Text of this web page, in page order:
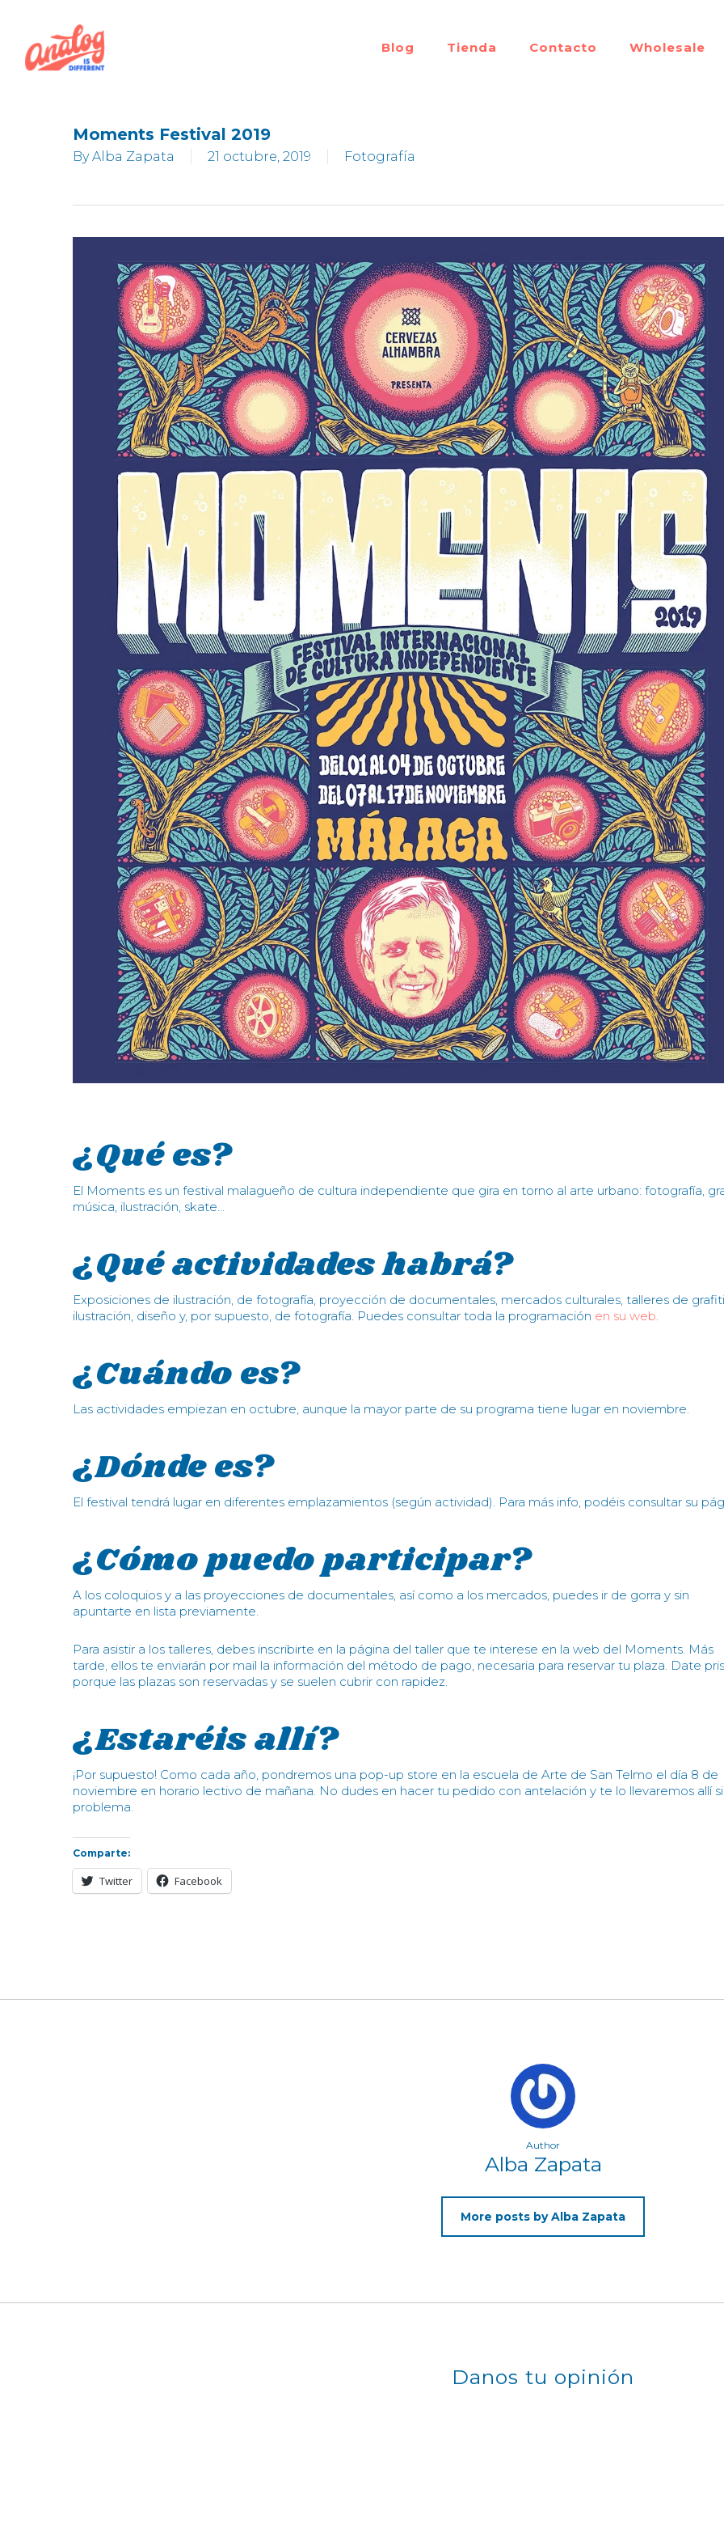
content
Blog Tienda Contacto Wholesale
Moments Festival 2019
By Alba Zapata 21 octubre, 2019 Fotografía
¿Qué es?
El Moments es un festival malagueño de cultura independiente que gira en torno al arte urbano: fotografía,
música, ilustración, skate…
¿Qué actividades habrá?
Exposiciones de ilustración, de fotografía, proyección de documentales, mercados culturales, talleres de
ilustración, diseño y, por supuesto, de fotografía. Puedes consultar toda la programación en su web.
¿Cuándo es?
Las actividades empiezan en octubre, aunque la mayor parte de su programa tiene lugar en noviembre.
¿Dónde es?
El festival tendrá lugar en diferentes emplazamientos (según actividad). Para más info, podéis consultar su
¿Cómo puedo participar?
A los coloquios y a las proyecciones de documentales, así como a los mercados, puedes ir de gorra y sin
apuntarte en lista previamente.
Para asistir a los talleres, debes inscribirte en la página del taller que te interese en la web del Moments. Más
tarde, ellos te enviarán por mail la información del método de pago, necesaria para reservar tu plaza. Date
porque las plazas son reservadas y se suelen cubrir con rapidez.
¿Estaréis allí?
¡Por supuesto! Como cada año, pondremos una pop-up store en la escuela de Arte de San Telmo el día 8 de
noviembre en horario lectivo de mañana. No dudes en hacer tu pedido con antelación y te lo llevaremos allí
problema.
Comparte:
Twitter Facebook
Author
Alba Zapata
More posts by Alba Zapata
Danos tu opinión